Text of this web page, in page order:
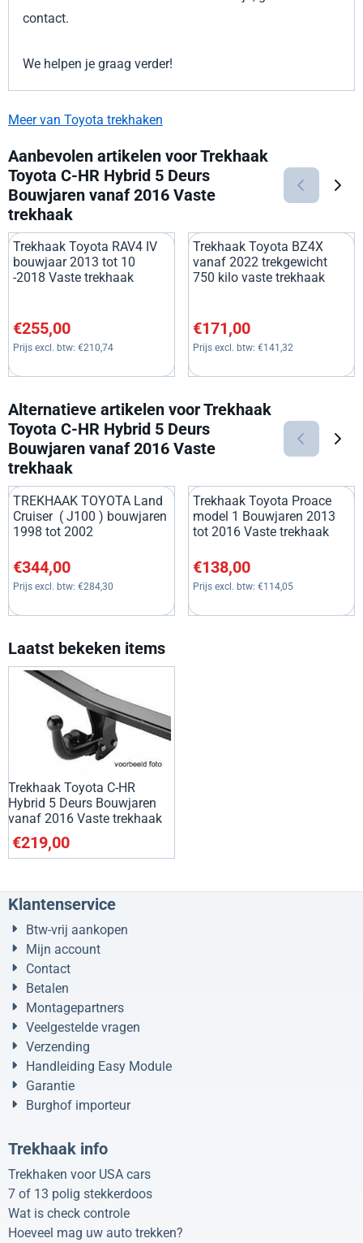
contact.
We helpen je graag verder!
Meer van Toyota trekhaken
Aanbevolen artikelen voorTrekhaak
Toyota C-HR Hybrid 5 Deurs
Bouwjaren vanaf 2016 Vaste
trekhaak
Trekhaak Toyota RAV4 IV
bouwjaar 2013 tot 10
-2018 Vaste trekhaak
Prijs: 255,00, exclusief btw: 210,74
€255,00
Prijs excl. btw: €210,74
Trekhaak Toyota BZ4X
vanaf 2022 trekgewicht
750 kilo vaste trekhaak
Prijs: 171,00, exclusief btw:
€171,00
Prijs excl. btw: €141,32
Alternatieve artikelen voorTrekhaak
Toyota C-HR Hybrid 5 Deurs
Bouwjaren vanaf 2016 Vaste
trekhaak
TREKHAAK TOYOTA Land
Cruiser ( J100 ) bouwjaren
1998 tot 2002
Prijs: 344,00, exclusief btw: 284,30
€344,00
Prijs excl. btw: €284,30
Trekhaak Toyota Proace
model 1 Bouwjaren 2013
tot 2016 Vaste trekhaak
Prijs: 138,00, exclusief btw:
€138,00
Prijs excl. btw: €114,05
Laatst bekeken items
Trekhaak Toyota C-HR
Hybrid 5 Deurs Bouwjaren
vanaf 2016 Vaste trekhaak
€219,00
Klantenservice
Btw-vrij aankopen
Mijn account
Contact
Betalen
Montagepartners
Veelgestelde vragen
Verzending
Handleiding Easy Module
Garantie
Burghof importeur
Trekhaak info
Trekhaken voor USA cars
7 of 13 polig stekkerdoos
Wat is check controle
Hoeveel mag uw auto trekken?